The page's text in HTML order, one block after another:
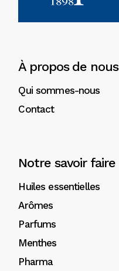
À propos de nous
Qui sommes-nous
Contact
Notre savoir faire
Huiles essentielles
Arômes
Parfums
Menthes
Pharma